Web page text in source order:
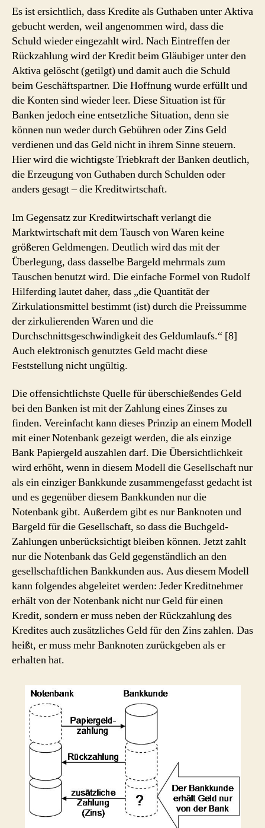
Es ist ersichtlich, dass Kredite als Guthaben unter Aktiva
gebucht werden, weil angenommen wird, dass die
Schuld wieder eingezahlt wird. Nach Eintreffen der
Rückzahlung wird der Kredit beim Gläubiger unter den
Aktiva gelöscht (getilgt) und damit auch die Schuld
beim Geschäftspartner. Die Hoffnung wurde erfüllt und
die Konten sind wieder leer. Diese Situation ist für
Banken jedoch eine entsetzliche Situation, denn sie
können nun weder durch Gebühren oder Zins Geld
verdienen und das Geld nicht in ihrem Sinne steuern.
Hier wird die wichtigste Triebkraft der Banken deutlich,
die Erzeugung von Guthaben durch Schulden oder
anders gesagt – die Kreditwirtschaft.
Im Gegensatz zur Kreditwirtschaft verlangt die
Marktwirtschaft mit dem Tausch von Waren keine
größeren Geldmengen. Deutlich wird das mit der
Überlegung, dass dasselbe Bargeld mehrmals zum
Tauschen benutzt wird. Die einfache Formel von Rudolf
Hilferding lautet daher, dass „die Quantität der
Zirkulationsmittel bestimmt (ist) durch die Preissumme
der zirkulierenden Waren und die
Durchschnittsgeschwindigkeit des Geldumlaufs.“ [8]
Auch elektronisch genutztes Geld macht diese
Feststellung nicht ungültig.
Die offensichtlichste Quelle für überschießendes Geld
bei den Banken ist mit der Zahlung eines Zinses zu
finden. Vereinfacht kann dieses Prinzip an einem Modell
mit einer Notenbank gezeigt werden, die als einzige
Bank Papiergeld auszahlen darf. Die Übersichtlichkeit
wird erhöht, wenn in diesem Modell die Gesellschaft nur
als ein einziger Bankkunde zusammengefasst gedacht ist
und es gegenüber diesem Bankkunden nur die
Notenbank gibt. Außerdem gibt es nur Banknoten und
Bargeld für die Gesellschaft, so dass die Buchgeld-
Zahlungen unberücksichtigt bleiben können. Jetzt zahlt
nur die Notenbank das Geld gegenständlich an den
gesellschaftlichen Bankkunden aus. Aus diesem Modell
kann folgendes abgeleitet werden: Jeder Kreditnehmer
erhält von der Notenbank nicht nur Geld für einen
Kredit, sondern er muss neben der Rückzahlung des
Kredites auch zusätzliches Geld für den Zins zahlen. Das
heißt, er muss mehr Banknoten zurückgeben als er
erhalten hat.